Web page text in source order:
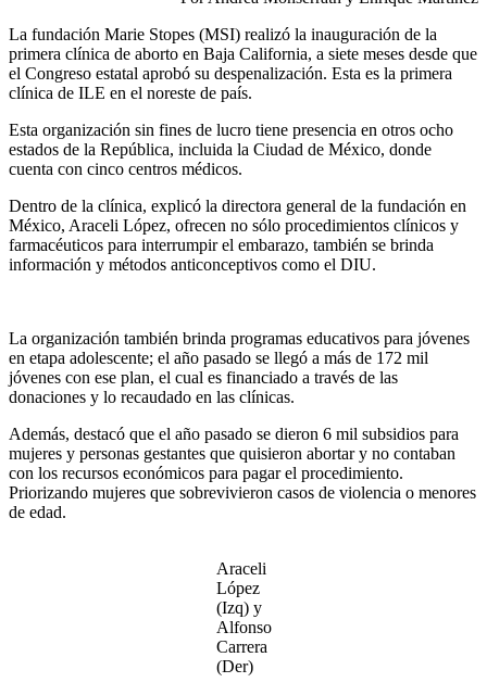
La fundación Marie Stopes (MSI) realizó la inauguración de la
primera clínica de aborto en Baja California, a siete meses desde que
el Congreso estatal aprobó su despenalización. Esta es la primera
clínica de ILE en el noreste de país.
Esta organización sin fines de lucro tiene presencia en otros ocho
estados de la República, incluida la Ciudad de México, donde
cuenta con cinco centros médicos.
Dentro de la clínica, explicó la directora general de la fundación en
México, Araceli López, ofrecen no sólo procedimientos clínicos y
farmacéuticos para interrumpir el embarazo, también se brinda
información y métodos anticonceptivos como el DIU.
La organización también brinda programas educativos para jóvenes
en etapa adolescente; el año pasado se llegó a más de 172 mil
jóvenes con ese plan, el cual es financiado a través de las
donaciones y lo recaudado en las clínicas.
Además, destacó que el año pasado se dieron 6 mil subsidios para
mujeres y personas gestantes que quisieron abortar y no contaban
con los recursos económicos para pagar el procedimiento.
Priorizando mujeres que sobrevivieron casos de violencia o menores
de edad.
Araceli
López
(Izq) y
Alfonso
Carrera
(Der)